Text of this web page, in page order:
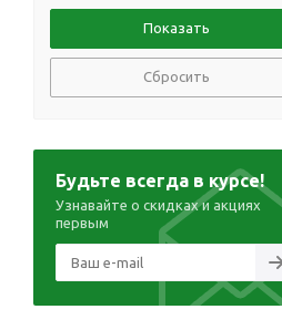
Сбросить
Будьте всегда в курсе!
Узнавайте о скидках и акциях
первым